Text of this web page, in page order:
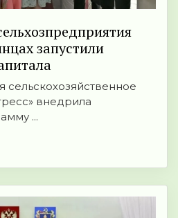
запустили
сельскохозяйственное
внедрила
...